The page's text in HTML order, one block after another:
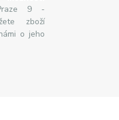
9 -
zboží
o jeho